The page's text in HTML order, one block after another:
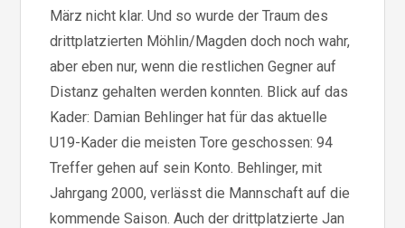
März nicht klar. Und so wurde der Traum des
drittplatzierten Möhlin/Magden doch noch wahr,
aber eben nur, wenn die restlichen Gegner auf
Distanz gehalten werden konnten. Blick auf das
Kader: Damian Behlinger hat für das aktuelle
U19-Kader die meisten Tore geschossen: 94
Treffer gehen auf sein Konto. Behlinger, mit
Jahrgang 2000, verlässt die Mannschaft auf die
kommende Saison. Auch der drittplatzierte Jan